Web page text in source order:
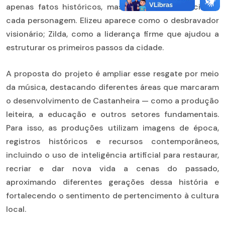
apenas fatos históricos, mas também a essência de
cada personagem. Elizeu aparece como o desbravador
visionário; Zilda, como a liderança firme que ajudou a
estruturar os primeiros passos da cidade.
A proposta do projeto é ampliar esse resgate por meio
da música, destacando diferentes áreas que marcaram
o desenvolvimento de Castanheira — como a produção
leiteira, a educação e outros setores fundamentais.
Para isso, as produções utilizam imagens de época,
registros históricos e recursos contemporâneos,
incluindo o uso de inteligência artificial para restaurar,
recriar e dar nova vida a cenas do passado,
aproximando diferentes gerações dessa história e
fortalecendo o sentimento de pertencimento à cultura
local.